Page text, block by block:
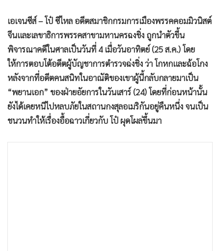
• Special Scoop
• เศรษฐกิจ-ธุรกิจ
• จีน
• ชุมชน-คุณภาพชีวิต
• อาชญากรรม
• Motoring
• เกม
• วิทยาศาสตร์
เอเจนซีส์ – โป๋ ซีไหล อดีตสมาชิกกรมการเมืองพรรคคอมมิวนิสต์
จีนและเลขาธิการพรรคสาขามหานครฉงชิ่ง ถูกนำตัวขึ้น
พิจารณาคดีในศาลเป็นวันที่ 4 เมื่อวันอาทิตย์ (25 ส.ค.) โดย
ให้การตอบโต้อดีตผู้บัญชาการตำรวจฉ่งชิ่ง ว่า โกหกและฉ้อโกง
หลังจากที่อดีตคนสนิทในอาณัติของเขาผู้นี้กลับกลายมาเป็น
“พยานเอก” ของฝ่ายอัยการในวันเสาร์ (24) โดยที่ก่อนหน้านั้น
ยังได้เคยหนีไปหลบภัยในสถานกงสุลอเมริกันอยู่คืนหนึ่ง จนเป็น
ชนวนทำให้เรื่องอื้อฉาวเกี่ยวกับ โป๋ ผุดโผล่ขึ้นมา